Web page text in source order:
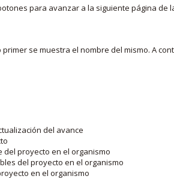
para avanzar a la siguiente página de
se muestra el nombre del mismo. A
del avance
proyecto en el organismo
del proyecto en el organismo
en el organismo